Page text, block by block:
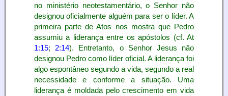
no ministério neotestamentário, o Senhor não
designou oficialmente alguém para ser o líder. A
primeira parte de Atos nos mostra que Pedro
assumiu a liderança entre os apóstolos (cf. At
1:15; 2:14). Entretanto, o Senhor Jesus não
designou Pedro como líder oficial. A liderança foi
algo espontâneo segundo a vida, segundo a real
necessidade e conforme a situação. Uma
liderança é moldada pelo crescimento em vida